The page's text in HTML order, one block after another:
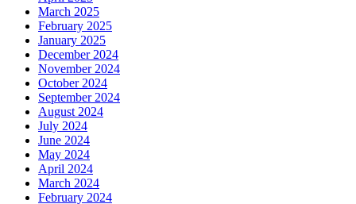
March 2025
February 2025
January 2025
December 2024
November 2024
October 2024
September 2024
August 2024
July 2024
June 2024
May 2024
April 2024
March 2024
February 2024